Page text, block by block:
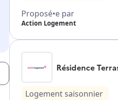
Proposé•e par
Action Logement
Résidence
Logement saisonnier